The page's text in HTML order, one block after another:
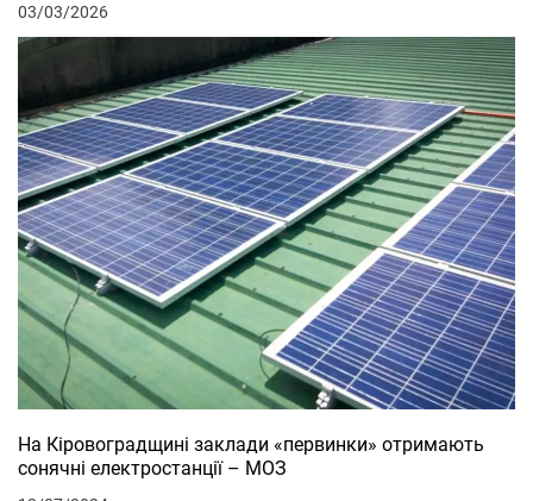
03/03/2026
На Кіровоградщині заклади «первинки» отримають
сонячні електростанції – МОЗ